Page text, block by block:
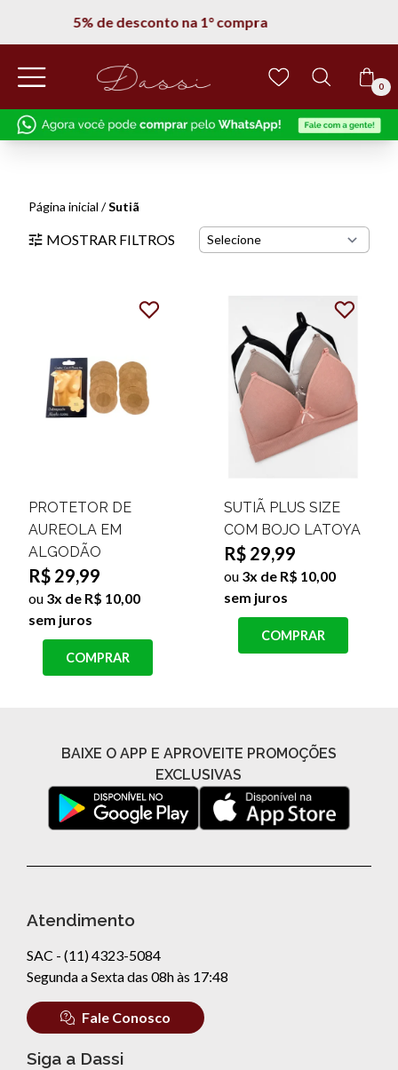
0
Página inicial /Sutiã
MOSTRAR FILTROS
PROTETOR DE
AUREOLA EM
ALGODÃO
R$ 29,99
ou 3x de R$ 10,00
sem juros
COMPRAR
SUTIÃ PLUS SIZE
COM BOJO LATOYA
R$ 29,99
ou 3x de R$ 10,00
sem juros
COMPRAR
BAIXE O APP E APROVEITE PROMOÇÕES
EXCLUSIVAS
Atendimento
SAC - (11) 4323-5084
Segunda a Sexta das 08h às 17:48
Fale Conosco
Siga a Dassi